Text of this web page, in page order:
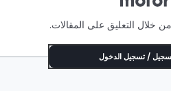
خلال التعليق على المقالات.
/ تسجيل الدخول